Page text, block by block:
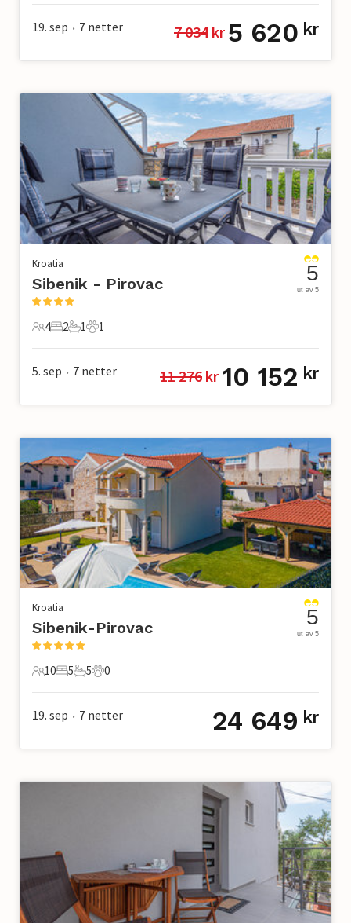
19. sep • 7 netter 7 034 kr 5 620 kr
Kroatia
Sibenik - Pirovac
4 Gjester
4
2 Soverom
2
1 Bad
1
1 Kjæledyr
1
5
ut av 5
5. sep • 7 netter 11 276 kr 10 152 kr
Kroatia
Sibenik-Pirovac
10 Gjester
10
5 Soverom
5
5 Bad
5
0 Kjæledyr
0
5
ut av 5
19. sep • 7 netter 24 649 kr